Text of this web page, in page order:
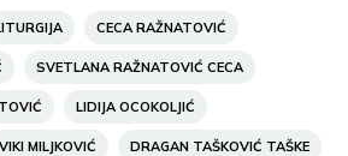
CECA RAŽNATOVIĆ
SVETLANA RAŽNATOVIĆ CECA
LIDIJA OCOKOLJIĆ
VIKI MILJKOVIĆ DRAGAN TAŠKOVIĆ TAŠKE